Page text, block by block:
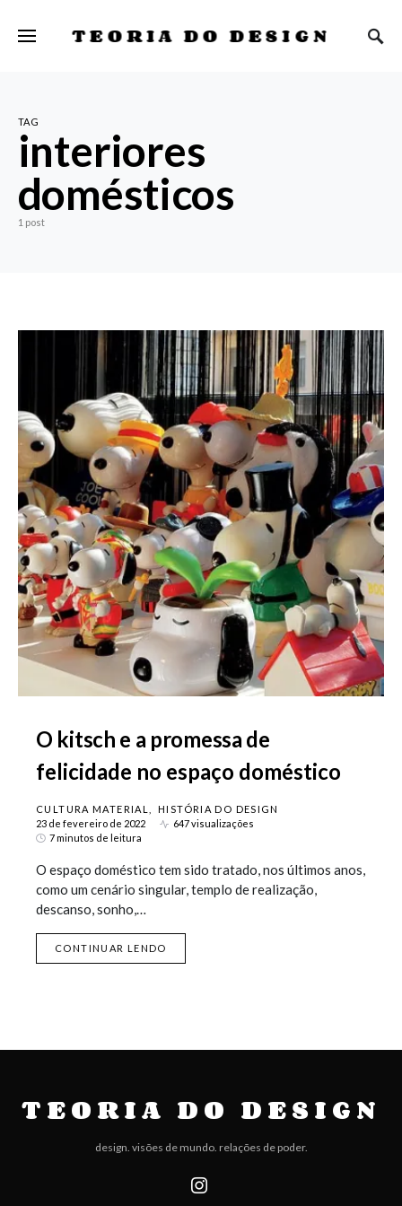
TEORIA DO DESIGN
TAG
interiores
domésticos
1 post
O kitsch e a promessa de
felicidade no espaço doméstico
CULTURA MATERIAL
HISTÓRIA DO DESIGN
23 de fevereiro de 2022
647 visualizações
7 minutos de leitura
O espaço doméstico tem sido tratado, nos últimos anos,
como um cenário singular, templo de realização,
descanso, sonho,…
CONTINUAR LENDO
TEORIA DO DESIGN
design. visões de mundo. relações de poder.